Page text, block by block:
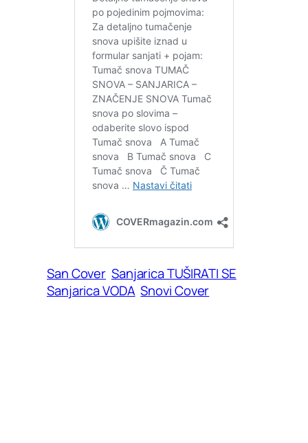
San Cover Sanjarica TUŠIRATI SE
Sanjarica VODA Snovi Cover